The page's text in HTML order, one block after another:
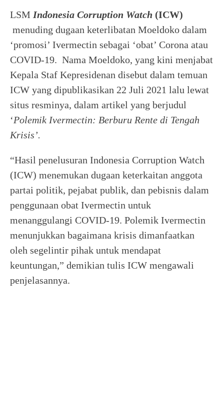
LSM Indonesia Corruption Watch (ICW)
menuding dugaan keterlibatan Moeldoko dalam
‘promosi’ Ivermectin sebagai ‘obat’ Corona atau
COVID-19. Nama Moeldoko, yang kini menjabat
Kepala Staf Kepresidenan disebut dalam temuan
ICW yang dipublikasikan 22 Juli 2021 lalu lewat
situs resminya, dalam artikel yang berjudul
‘Polemik Ivermectin: Berburu Rente di Tengah
Krisis’.
“Hasil penelusuran Indonesia Corruption Watch
(ICW) menemukan dugaan keterkaitan anggota
partai politik, pejabat publik, dan pebisnis dalam
penggunaan obat Ivermectin untuk
menanggulangi COVID-19. Polemik Ivermectin
menunjukkan bagaimana krisis dimanfaatkan
oleh segelintir pihak untuk mendapat
keuntungan,” demikian tulis ICW mengawali
penjelasannya.